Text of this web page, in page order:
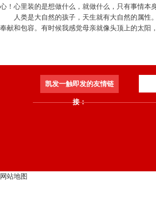
心！心里装的是想做什么，就做什么，只有事情本
人类是大自然的孩子，天生就有大自然的属
奉献和包容。有时候我感觉母亲就像头顶上的太阳
凯发一触即发的友情链
接：
网站地图